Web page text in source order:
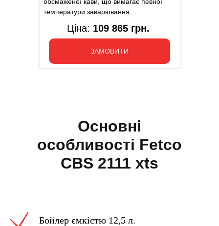
ЗАМОВИТИ
Ціна: 109 865 грн.
температури заварювання.
Основні
особливості Fetco
CBS 2111 xts
Бойлер ємкістю 12,5 л.